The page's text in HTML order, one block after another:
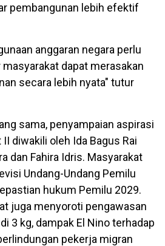
pembangunan lebih efektif
anggaran negara perlu
dapat merasakan
secara lebih nyata" tutur
sama, penyampaian aspirasi
II diwakili oleh Ida Bagus Rai
dan Fahira Idris. Masyarakat
Undang-Undang Pemilu
hukum Pemilu 2029.
juga menyoroti pengawasan
3 kg, dampak El Nino terhadap
pekerja migran